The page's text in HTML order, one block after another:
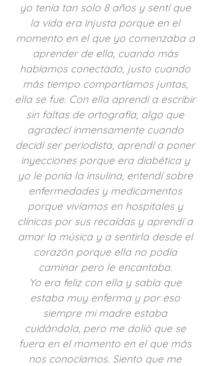
yo tenía tan solo 8 años y sentí que
la vida era injusta porque en el
momento en el que yo comenzaba a
aprender de ella, cuando más
habíamos conectado, justo cuando
más tiempo compartíamos juntas,
ella se fue. Con ella aprendí a escribir
sin faltas de ortografía, algo que
agradecí inmensamente cuando
decidí ser periodista, aprendí a poner
inyecciones porque era diabética y
yo le ponía la insulina, entendí sobre
enfermedades y medicamentos
porque vivíamos en hospitales y
clínicas por sus recaídas y aprendí a
amar la música y a sentirla desde el
corazón porque ella no podía
caminar pero le encantaba.
Yo era feliz con ella y sabía que
estaba muy enferma y por eso
siempre mi madre estaba
cuidándola, pero me dolió que se
fuera en el momento en el que más
nos conocíamos. Siento que me